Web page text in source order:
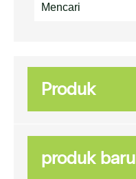
Produk
produk baru